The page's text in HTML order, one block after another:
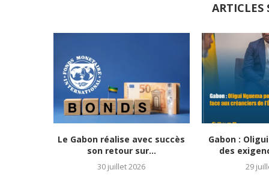
ARTICLES
Le Gabon réalise avec succès
son retour sur...
30 juillet 2026
Gabon :
des
29